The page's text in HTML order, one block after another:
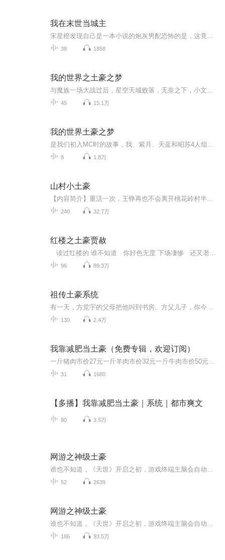
我在末世当城主
38 1858
我的世界之土豪之梦
45 15.1万
我的世界土豪之梦
8 1.8万
山村小土豪
240 32.7万
红楼之土豪贾赦
96 89.3万
祖传土豪系统
130 2.4万
我靠减肥当土豪（免费专辑，欢迎订阅）
31 1680
【多播】我靠减肥当土豪｜系统｜都市爽文
80 3.5万
网游之神级土豪
52 2639
网游之神级土豪
186 93.5万